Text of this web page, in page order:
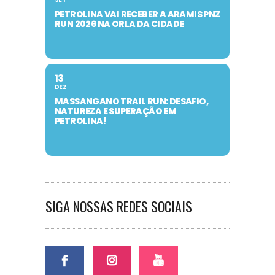
PETROLINA VAI RECEBER A ARAMIS PNZ
RUN 2026 NA ORLA DA CIDADE
13
DEZ
MASSANGANO TRAIL RUN: DESAFIO,
NATUREZA E SUPERAÇÃO EM
PETROLINA!
SIGA NOSSAS REDES SOCIAIS